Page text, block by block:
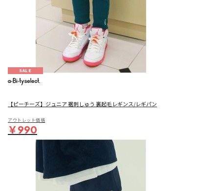
SALE
【ピーチーズ】ジュニア 裾刺しゅう 裏起毛レギンス/レギパン
アウトレット価格
￥990